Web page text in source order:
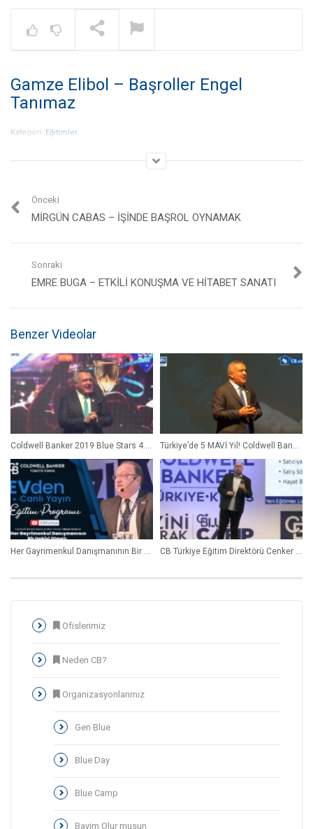
Gayrimenkul İşinde Bölge
Çalışması Nedir? – Dr. Gökhan
Gamze Elibol – Başroller Engel
Tanımaz
Kategori: Eğitimler
Önceki
MIRGÜN CABAS – İŞINDE BAŞROL OYNAMAK
Sonraki
EMRE BUGA – ETKILI KONUŞMA VE HITABET SANATI
Benzer Videolar
Coldwell Banker 2019 Blue Stars 4. Çeyrek Ödüllendirmesi Türkiye’de 5 MAVİ Yıl! Coldwell Banker Türkiye-Kıbrıs 5. Yıl ‘Gökhan Taş’ #GenBlue Türkiye 2018
Ofislerimiz
Neden CB?
Organizasyonlarımız
Gen Blue
Blue Day
Blue Camp
Bayim Olur musun